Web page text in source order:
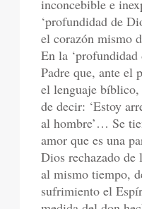
inconcebible e
‘profundidad de
el corazón mismo
En la ‘profundidad
Padre que, ante el
el lenguaje bíblico,
de decir: ‘Estoy
al hombre’… Se
amor que es una
Dios rechazado
al mismo tiempo,
sufrimiento el